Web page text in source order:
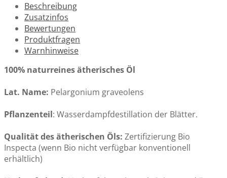
Mandarine rot ätherisches Öl Bio 10ml
CHF 21.10
CHF 49.00
Beschreibung
Zusatzinfos
Bewertungen
Produktfragen
Warnhinweise
100% naturreines ätherisches Öl
Lat. Name: Pelargonium graveolens
Pflanzenteil: Wasserdampfdestillation der Blätter.
Qualität des ätherischen Öls: Zertifizierung Bio
Inspecta (wenn Bio nicht verfügbar konventionell
erhältlich)